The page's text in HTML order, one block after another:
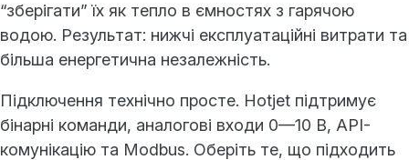
“зберігати” їх як тепло в ємностях з гарячою
водою. Результат: нижчі експлуатаційні витрати та
більша енергетична незалежність.
Підключення технічно просте. Hotjet підтримує
бінарні команди, аналогові входи 0—10 В, API-
комунікацію та Modbus. Оберіть те, що підходить